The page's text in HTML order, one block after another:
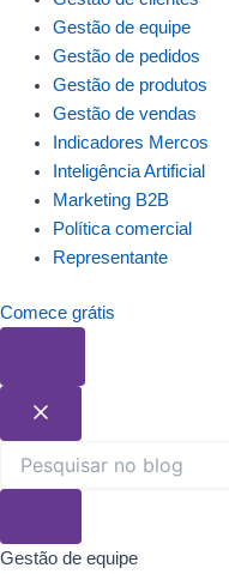
Gestão de equipe
Gestão de pedidos
Gestão de produtos
Gestão de vendas
Indicadores Mercos
Inteligência Artificial
Marketing B2B
Política comercial
Representante
Comece grátis
Gestão de equipe